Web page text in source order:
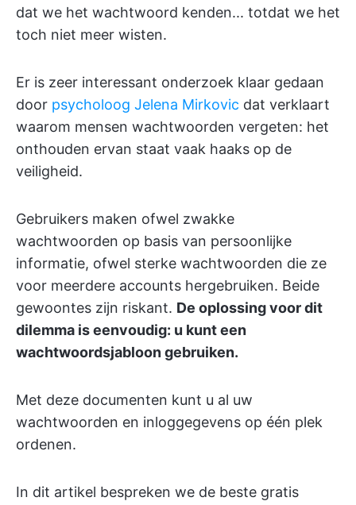
dat we het wachtwoord kenden... totdat we het
toch niet meer wisten.
Er is zeer interessant onderzoek klaar gedaan
door psycholoog Jelena Mirkovic dat verklaart
waarom mensen wachtwoorden vergeten: het
onthouden ervan staat vaak haaks op de
veiligheid.
Gebruikers maken ofwel zwakke
wachtwoorden op basis van persoonlijke
informatie, ofwel sterke wachtwoorden die ze
voor meerdere accounts hergebruiken. Beide
gewoontes zijn riskant. De oplossing voor dit
dilemma is eenvoudig: u kunt een
wachtwoordsjabloon gebruiken.
Met deze documenten kunt u al uw
wachtwoorden en inloggegevens op één plek
ordenen.
In dit artikel bespreken we de beste gratis